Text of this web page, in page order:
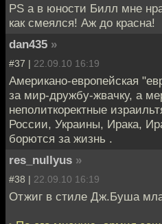
PS а в юности Билл мне
как смеялся! Аж до красна!
dan435 »
#37 | 22.09.10 16:19
Американо-европейская
за мир-дружбу-жвачку, а
неполиткоректные
России, Украины, Ирака,
борются за жизнь .
res_nullyus »
#38 | 22.09.10 16:19
Отжиг в стиле Дж.Буша